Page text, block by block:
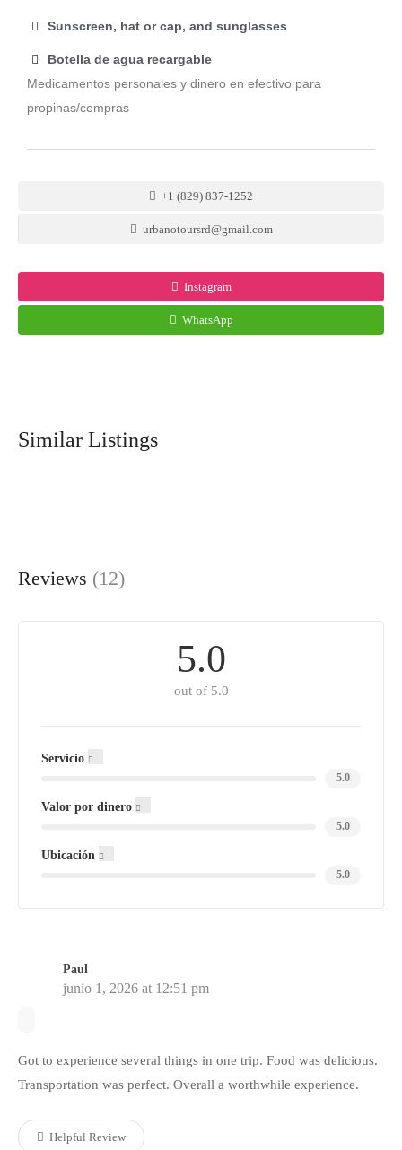
Sunscreen, hat or cap, and sunglasses
Botella de agua recargable
Medicamentos personales y dinero en efectivo para
propinas/compras
+1 (829) 837-1252
urbanotoursrd@gmail.com
Instagram
WhatsApp
Similar Listings
Reviews (12)
5.0
out of 5.0
Servicio
5.0
Valor por dinero
5.0
Ubicación
5.0
Paul
junio 1, 2026 at 12:51 pm
Got to experience several things in one trip. Food was delicious.
Transportation was perfect. Overall a worthwhile experience.
Helpful Review